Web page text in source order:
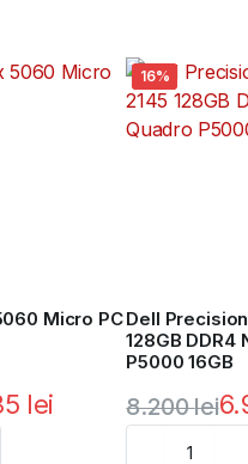
Micro PC
lei
16%
Dell
128GB DDR4
P5000 16GB
8.200lei
Prețul
Prețul